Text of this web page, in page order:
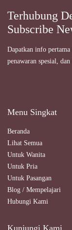
Terhubung
Subscribe
Dapatkan info pertama
penawaran spesial,
Menu Singkat
Beranda
Lihat Semua
Untuk Wanita
Untuk Pria
Untuk Pasangan
Blog / Mempelajari
Hubungi Kami
Kunjungi Kami